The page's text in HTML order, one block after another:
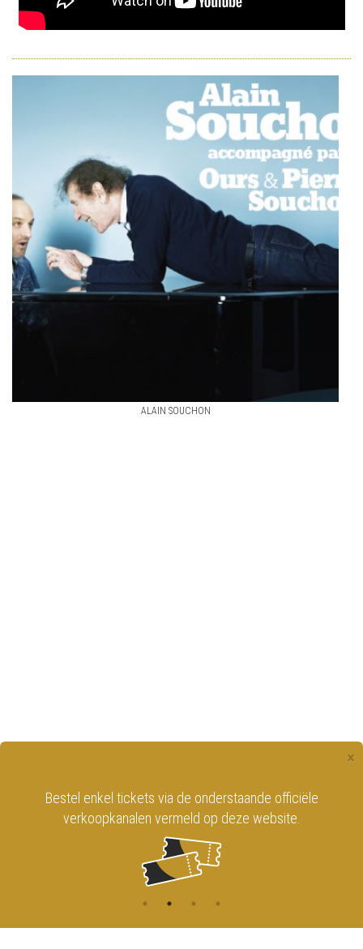
ALAIN SOUCHON
×
Bestel enkel tickets via de onderstaande officiële
verkoopkanalen vermeld op deze website.